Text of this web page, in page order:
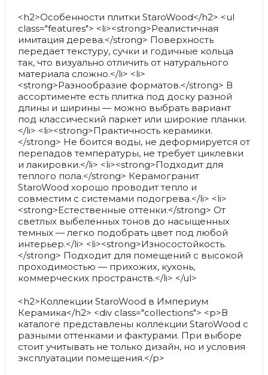
<h2>Особенности плитки StaroWood</h2> <ul
class="features"> <li><strong>Реалистичная
имитация дерева.</strong> Поверхность
передает текстуру, сучки и годичные кольца
так, что визуально отличить от натурального
материала сложно.</li> <li>
<strong>Разнообразие форматов.</strong> В
ассортименте есть плитка под доску разной
длины и ширины — можно выбрать вариант
под классический паркет или широкие планки.
</li> <li><strong>Практичность керамики.
</strong> Не боится воды, не деформируется от
перепадов температуры, не требует циклевки
и лакировки.</li> <li><strong>Подходит для
теплого пола.</strong> Керамогранит
StaroWood хорошо проводит тепло и
совместим с системами подогрева.</li> <li>
<strong>Естественные оттенки.</strong> От
светлых выбеленных тонов до насыщенных
темных — легко подобрать цвет под любой
интерьер.</li> <li><strong>Износостойкость.
</strong> Подходит для помещений с высокой
проходимостью — прихожих, кухонь,
коммерческих пространств.</li> </ul>
<h2>Коллекции StaroWood в Империум
Керамика</h2> <div class="collections"> <p>В
каталоге представлены коллекции StaroWood с
разными оттенками и фактурами. При выборе
стоит учитывать не только дизайн, но и условия
эксплуатации помещения.</p>